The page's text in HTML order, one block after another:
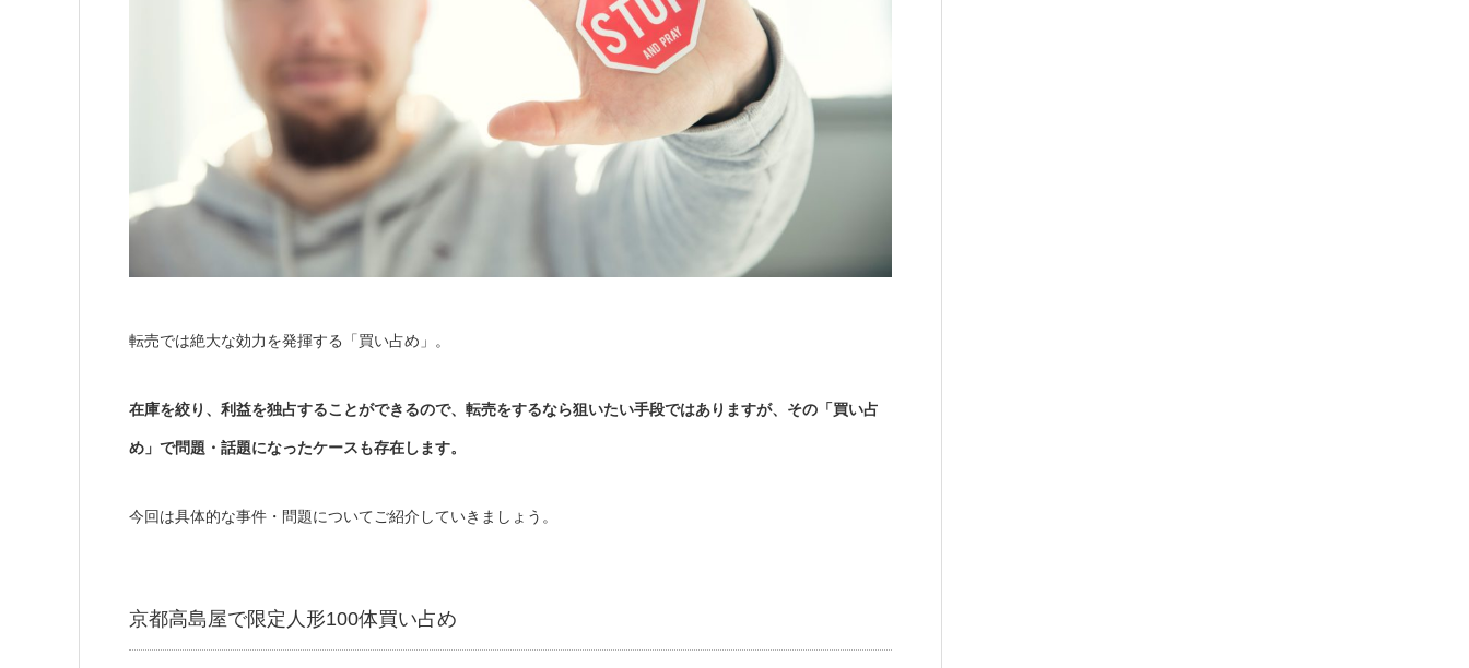
転売では絶大な効力を発揮する「買い占め」。
在庫を絞り、利益を独占することができるので、転売をするなら狙いたい手段ではありますが、その「買い占
め」で問題・話題になったケースも存在します。
今回は具体的な事件・問題についてご紹介していきましょう。
京都高島屋で限定人形100体買い占め